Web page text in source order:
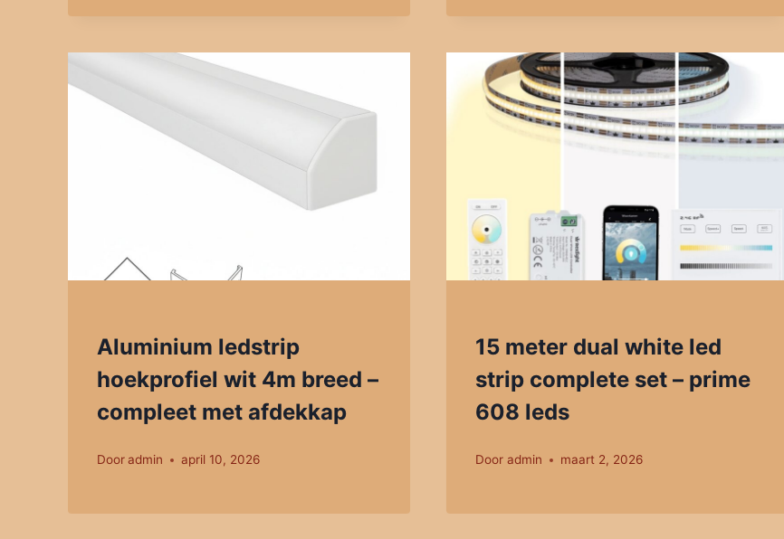
Aluminium ledstrip
hoekprofiel wit 4m breed –
compleet met afdekkap
Dooradmin april 10, 2026
15 meter dual white led
strip complete set – prime
608 leds
Door admin maart 2, 2026